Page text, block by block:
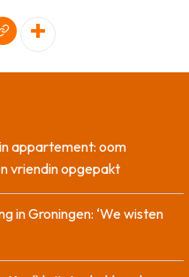
appartement: oom
vriendin opgepakt
in Groningen: ‘We wisten